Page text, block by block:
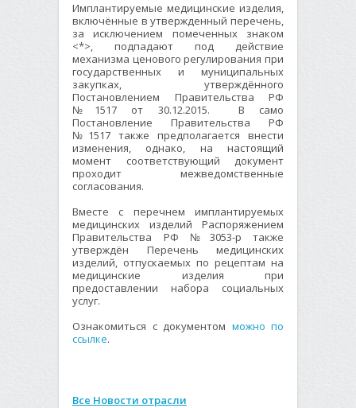
Имплантируемые медицинские изделия,
включённые в утвержденный перечень,
за исключением помеченных знаком
<*>, подпадают под действие
механизма ценового регулирования при
государственных и муниципальных
закупках, утверждённого
Постановлением Правительства РФ
№1517 от 30.12.2015. В само
Постановление Правительства РФ
№1517 также предполагается внести
изменения, однако, на настоящий
момент соответствующий документ
проходит межведомственные
согласования.
Вместе с перечнем имплантируемых
медицинских изделий Распоряжением
Правительства РФ №3053-р также
утверждён Перечень медицинских
изделий, отпускаемых по рецептам на
медицинские изделия при
предоставлении набора социальных
услуг.
Ознакомиться с документом можно по
ссылке.
Все Новости отрасли